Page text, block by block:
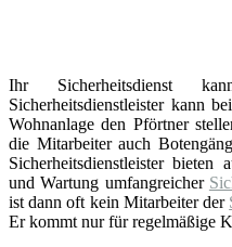
Ihr Sicherheitsdienst
Sicherheitsdienstleister kann
Wohnanlage den Pförtner
die Mitarbeiter auch
Sicherheitsdienstleister bieten
und Wartung umfangreicher
ist dann oft kein Mitarbeiter der
Er kommt nur für regelmäßige